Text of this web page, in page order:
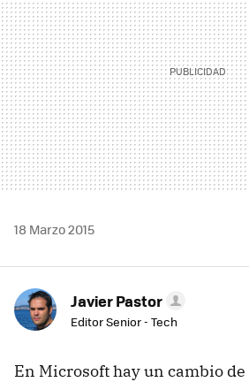
18 Marzo 2015
Javier Pastor
Editor Senior - Tech
En Microsoft hay un cambio